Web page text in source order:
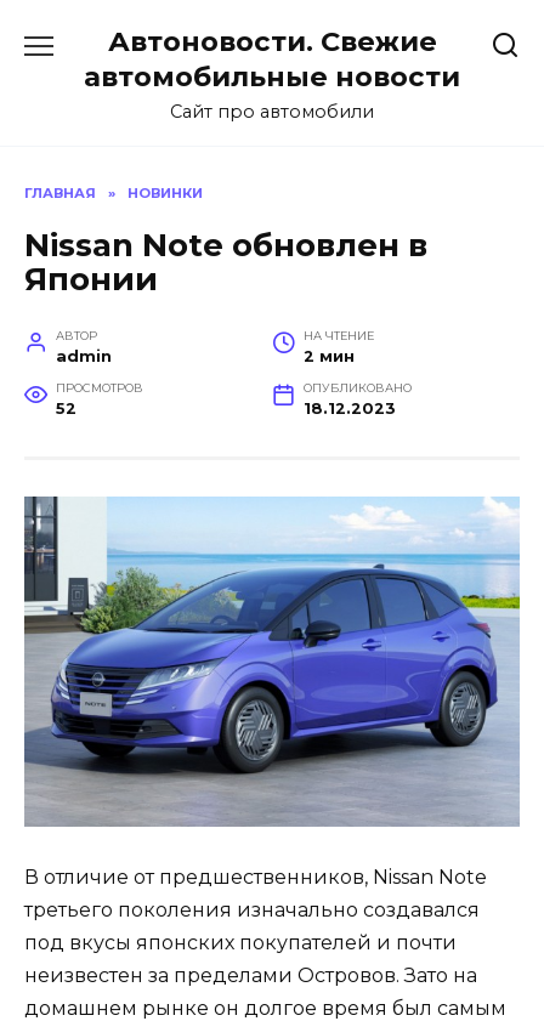
содержанию
Автоновости. Свежие
автомобильные новости
Сайт про автомобили
ГЛАВНАЯ » НОВИНКИ
Nissan Note обновлен в
Японии
АВТОР
admin
НА ЧТЕНИЕ
2 мин
ПРОСМОТРОВ
52
ОПУБЛИКОВАНО
18.12.2023
В отличие от предшественников, Nissan Note
третьего поколения изначально создавался
под вкусы японских покупателей и почти
неизвестен за пределами Островов. Зато на
домашнем рынке он долгое время был самым